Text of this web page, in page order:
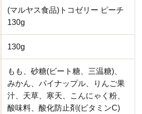
(マルヤス食品)トコゼリー ピーチ
130g
130g
もも、砂糖(ビート糖、三温糖)、
みかん、パイナップル、りんご果
汁、天草、寒天、こんにゃく粉、
酸味料、酸化防止剤(ビタミンC)